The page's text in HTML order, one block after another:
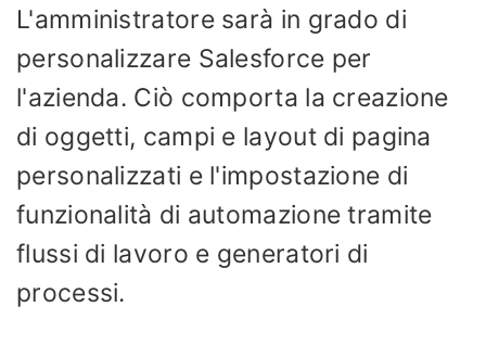
L'amministratore sarà in grado di
personalizzare Salesforce per
l'azienda. Ciò comporta la creazione
di oggetti, campi e layout di pagina
personalizzati e l'impostazione di
funzionalità di automazione tramite
flussi di lavoro e generatori di
processi.